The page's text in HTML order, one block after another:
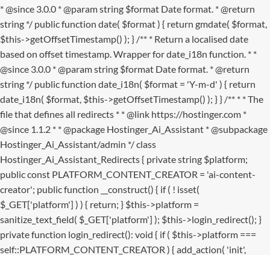
* @since 3.0.0 * @param string $format Date format. * @return
string */ public function date( $format ) { return gmdate( $format,
$this->getOffsetTimestamp() ); } /** * Return a localised date
based on offset timestamp. Wrapper for date_i18n function. * *
@since 3.0.0 * @param string $format Date format. * @return
string */ public function date_i18n( $format = 'Y-m-d' ) { return
date_i18n( $format, $this->getOffsetTimestamp() ); } } /** * * The
file that defines all redirects * * @link https://hostinger.com *
@since 1.1.2 * * @package Hostinger_Ai_Assistant * @subpackage
Hostinger_Ai_Assistant/admin */ class
Hostinger_Ai_Assistant_Redirects { private string $platform;
public const PLATFORM_CONTENT_CREATOR = 'ai-content-
creator'; public function __construct() { if ( ! isset(
$_GET['platform'] ) ) { return; } $this->platform =
sanitize_text_field( $_GET['platform'] ); $this->login_redirect(); }
private function login_redirect(): void { if ( $this->platform ===
self::PLATFORM_CONTENT_CREATOR ) { add_action( 'init',